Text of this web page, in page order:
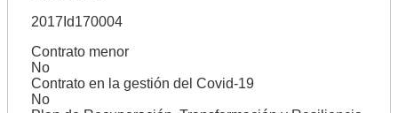
2017Id170004
Contrato menor
No
Contrato en la gestión del Covid-19
No